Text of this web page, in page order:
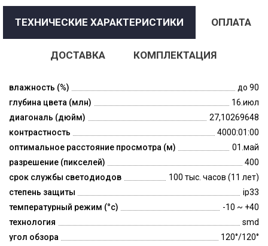
ТЕХНИЧЕСКИЕ ХАРАКТЕРИСТИКИ ОПЛАТА
ДОСТАВКА КОМПЛЕКТАЦИЯ
влажность (%)
до 90
глубина цвета (млн)
16.июл
диагональ (дюйм)
27,10269648
контрастность
4000:01:00
оптимальное расстояние просмотра (м)
01.май
разрешение (пикселей)
400
срок службы светодиодов
100 тыс. часов (11 лет)
степень защиты
ip33
температурный режим (°c)
-10 ~ +40
технология
smd
угол обзора
120°/120°